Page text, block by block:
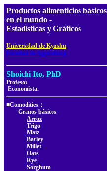
Productos alimenticios básicos
en el mundo -
Estadísticas y Gráficos
Universidad de Kyushu,
Facultad de Agricultura
Shoichi Ito, PhD
Profesor
Economista.
■Comodities：
Granos básicos
Arroz
Trigo
Maíz
Barley
Millet
Oats
Rye
Sorghum